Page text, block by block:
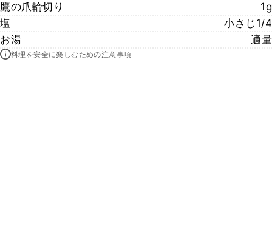
鷹の爪輪切り
1g
塩
小さじ1/4
お湯
適量
料理を安全に楽しむための注意事項